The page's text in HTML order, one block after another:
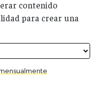
contenido
para crear una